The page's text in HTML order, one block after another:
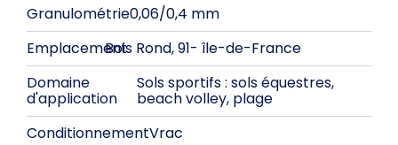
Granulométrie0,06/0,4 mm
EmplacementBois Rond, 91- île-de-France
Domaine
d'application
Sols sportifs : sols équestres,
beach volley, plage
ConditionnementVrac